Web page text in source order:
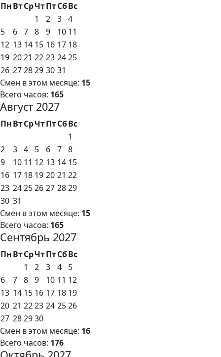
ПнВтСрЧтПтСбВс
1
2 3 4
5
6 7 8 9 10 11
12 13 14 15 16 17 18
19 2021 22 23 2425
26 272829 30 31
Смен в этом месяце: 15
Всего часов: 165
Август 2027
ПнВтСрЧтПтСбВс
1
2
3 4 5 6 7 8
9
10 11 12 13 14 15
16 17 18 19 20 21 22
23 242526 27 2829
30 31
Смен в этом месяце: 15
Всего часов: 165
Сентябрь 2027
ПнВтСрЧтПтСбВс
1
2 3 4
5
6
7 8 9 10 11 12
13 14 15 16 17 18 19
20 21 2223 24 2526
27 282930
Смен в этом месяце: 16
Всего часов: 176